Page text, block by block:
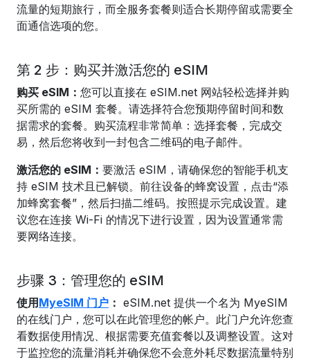
流量的短期旅行，而全服务套餐则适合长期停留或需要全
面通信选项的您。
第 2 步：购买并激活您的 eSIM
购买 eSIM： 您可以直接在 eSIM.net 网站轻松选择并购
买所需的 eSIM 套餐。请选择符合您预期停留时间和数
据需求的套餐。购买流程非常简单：选择套餐，完成交
易，然后您将收到一封包含二维码的电子邮件。
激活您的 eSIM： 要激活 eSIM，请确保您的智能手机支
持 eSIM 技术且已解锁。前往设备的蜂窝设置，点击“添
加蜂窝套餐”，然后扫描二维码。按照提示完成设置。建
议您在连接 Wi-Fi 的情况下进行设置，因为设置通常需
要网络连接。
步骤 3：管理您的 eSIM
使用 MyeSIM 门户 ： eSIM.net 提供一个名为 MyeSIM
的在线门户，您可以在此管理您的帐户。此门户允许您查
看数据使用情况、根据需要充值套餐以及调整设置。这对
于监控您的流量消耗并确保您不会意外耗尽数据流量特别